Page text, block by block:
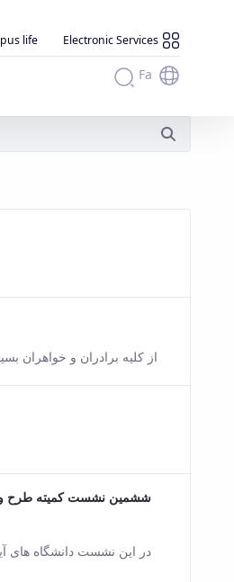
life Electronic Services
Fa
از کلیه برادران و خواهران
ششمین نشست کمیته طرح و
در این نشست دانشگاه های